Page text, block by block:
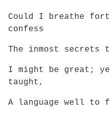
Could I breathe
confess
The inmost secrets
I might be great;
taught,
A language well to